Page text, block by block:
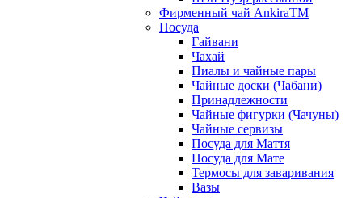
Фирменный чай AnkiraTM
Посуда
Гайвани
Чахай
Пиалы и чайные пары
Чайные доски (Чабани)
Принадлежности
Чайные фигурки (Чачуны)
Чайные сервизы
Посуда для Маття
Посуда для Мате
Термосы для заваривания
Вазы